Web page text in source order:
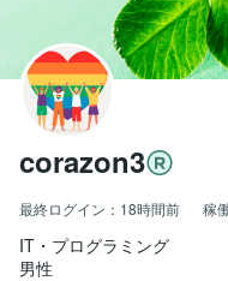
corazon3
最終ログイン： 18時間前 稼
IT・プログラミング
男性